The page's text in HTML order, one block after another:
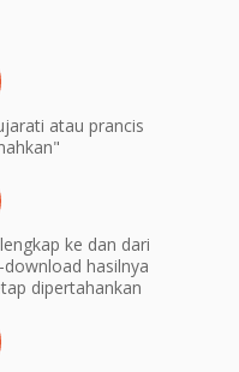
atau prancis
ke dan dari
hasilnya
dipertahankan